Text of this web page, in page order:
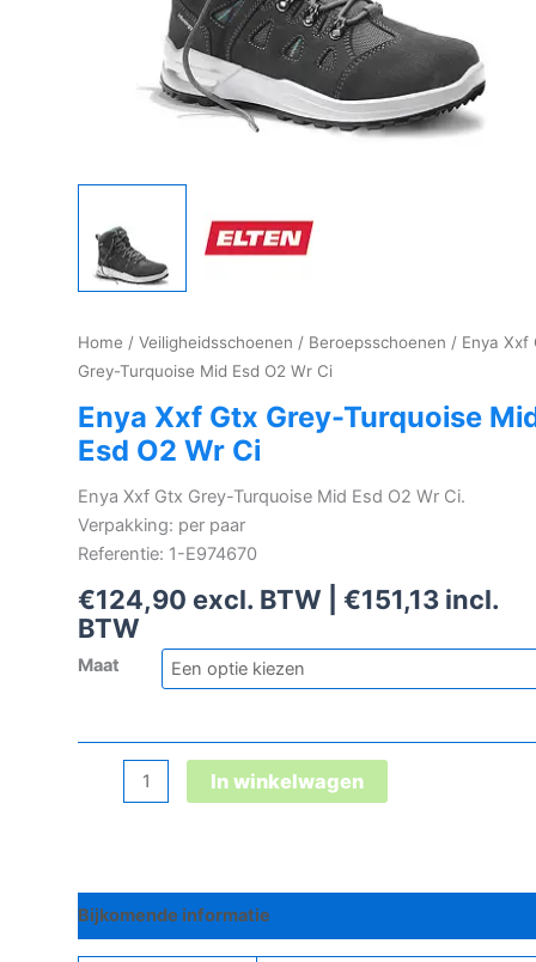
Home / Veiligheidsschoenen / Beroepsschoenen / Enya Xxf
Grey-Turquoise Mid Esd O2 Wr Ci
Enya Xxf Gtx Grey-Turquoise
Esd O2 Wr Ci
Enya Xxf Gtx Grey-Turquoise Mid Esd O2 Wr Ci.
Verpakking: per paar
Referentie: 1-E974670
€124,90 excl. BTW | €151,13 incl.
BTW
Maat
Turquoise
Mid
Esd
In winkelwagen
Bijkomende informatie